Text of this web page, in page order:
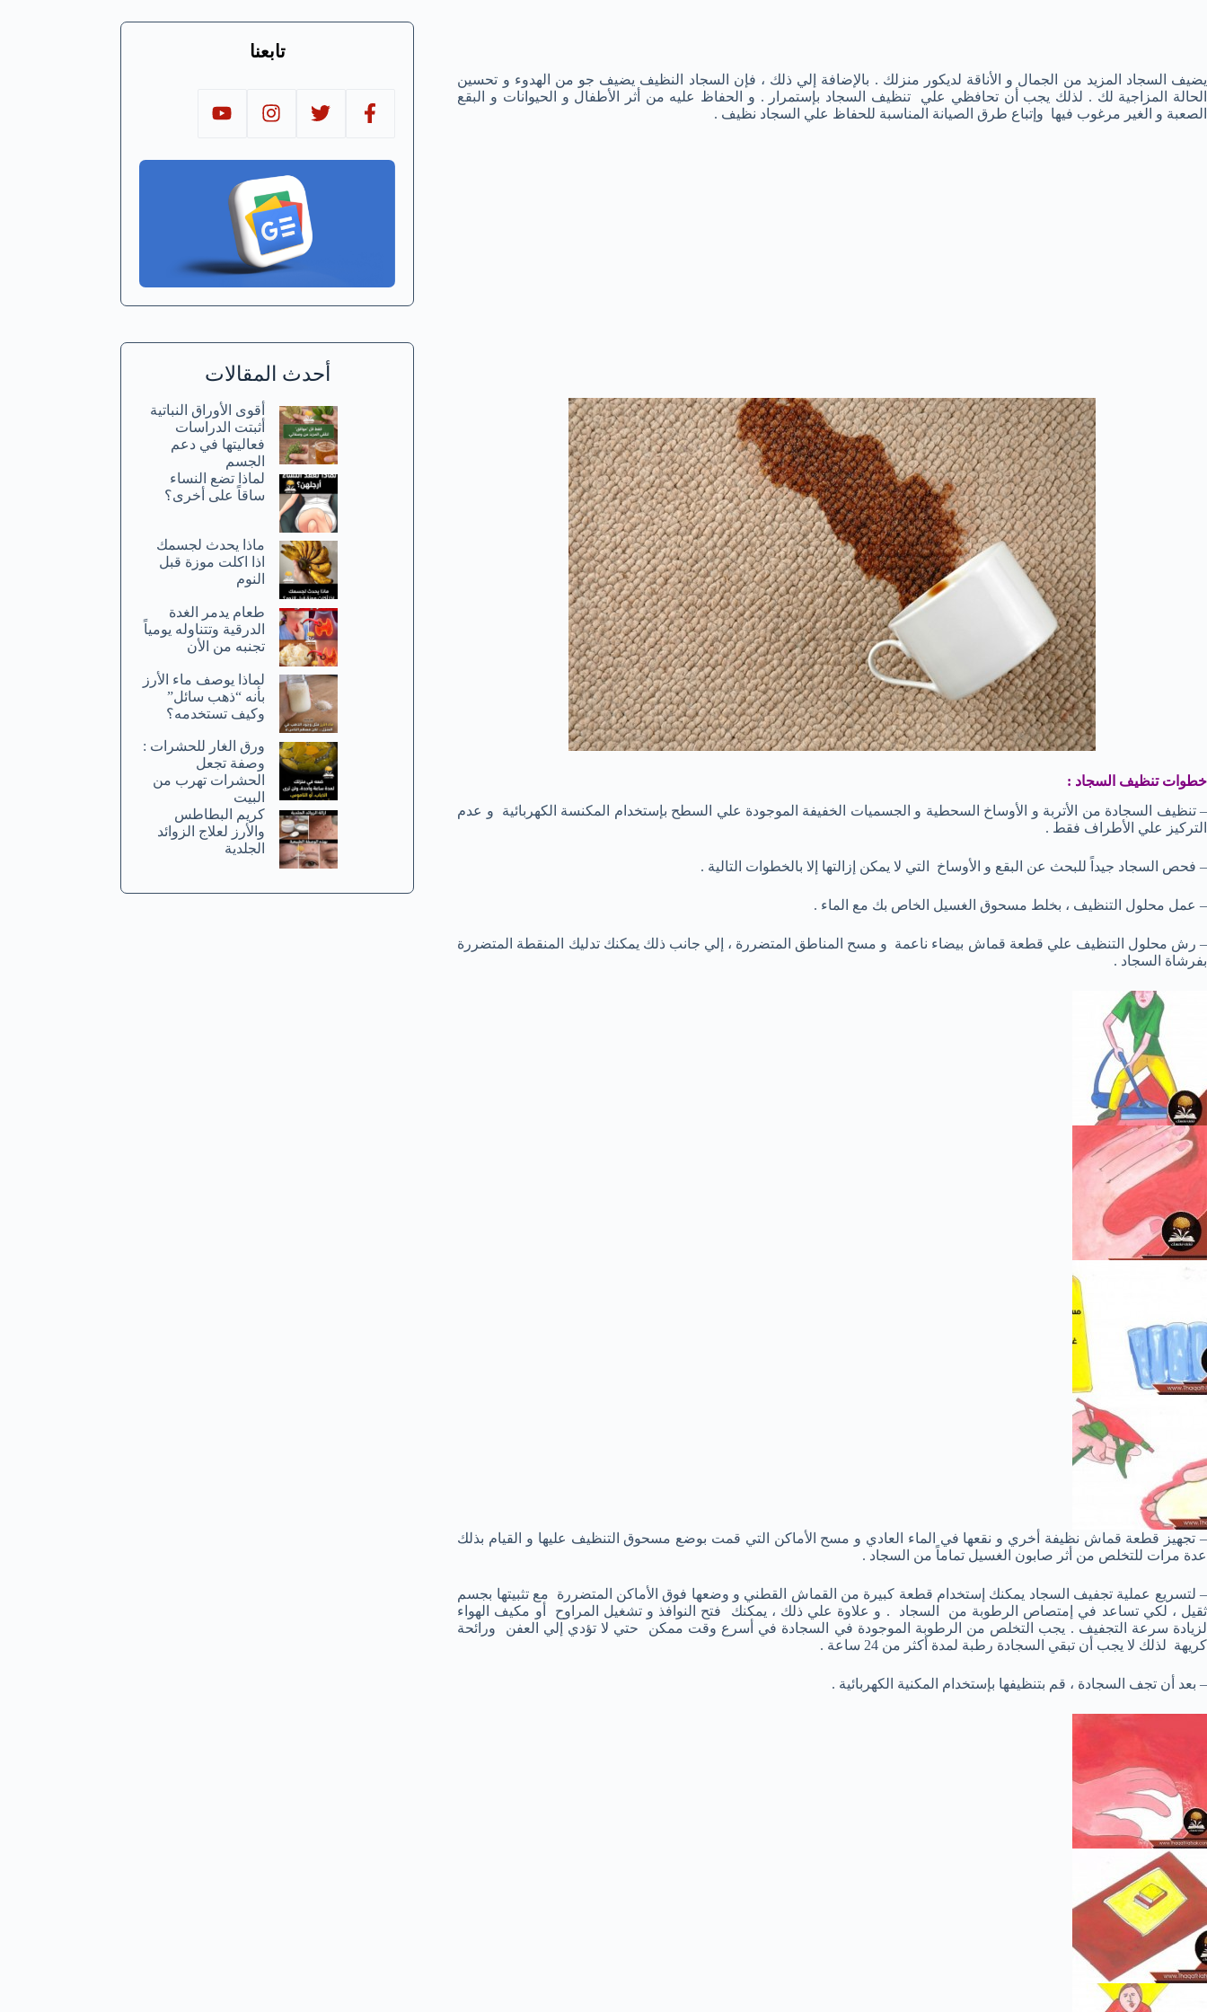
يضيف السجاد المزيد من الجمال و الأناقة لديكور منزلك . بالإضافة إلي ذلك ، فإن السجاد النظيف يضيف جو من الهدوء و تحسين
الحالة المزاجية لك . لذلك يجب أن تحافظي علي تنظيف السجاد بإستمرار . و الحفاظ عليه من أثر الأطفال و الحيوانات و البقع
الصعبة و الغير مرغوب فيها وإتباع طرق الصيانة المناسبة للحفاظ علي السجاد نظيف .
خطوات تنظيف السجاد :
– تنظيف السجادة من الأتربة و الأوساخ السحطية و الجسميات الخفيفة الموجودة علي السطح بإستخدام المكنسة الكهربائية و عدم
التركيز علي الأطراف فقط .
– فحص السجاد جيداً للبحث عن البقع و الأوساخ التي لا يمكن إزالتها إلا بالخطوات التالية .
– عمل محلول التنظيف ، بخلط مسحوق الغسيل الخاص بك مع الماء .
– رش محلول التنظيف علي قطعة قماش بيضاء ناعمة و مسح المناطق المتضررة ، إلي جانب ذلك يمكنك تدليك المنقطة المتضررة
بفرشاة السجاد .
– تجهيز قطعة قماش نظيفة أخري و نقعها في الماء العادي و مسح الأماكن التي قمت بوضع مسحوق التنظيف عليها و القيام بذلك
عدة مرات للتخلص من أثر صابون الغسيل تماماً من السجاد .
– لتسريع عملية تجفيف السجاد يمكنك إستخدام قطعة كبيرة من القماش القطني و وضعها فوق الأماكن المتضررة مع تثبيتها بجسم
ثقيل ، لكي تساعد في إمتصاص الرطوبة من السجاد . و علاوة علي ذلك ، يمكنك فتح النوافذ و تشغيل المراوح أو مكيف الهواء
لزيادة سرعة التجفيف . يجب التخلص من الرطوبة الموجودة في السجادة في أسرع وقت ممكن حتي لا تؤدي إلي العفن ورائحة
كريهة لذلك لا يجب أن تبقي السجادة رطبة لمدة أكثر من 24 ساعة .
– بعد أن تجف السجادة ، قم بتنظيفها بإستخدام المكنية الكهربائية .
تابعنا
أحدث المقالات
أقوى الأوراق النباتية
أثبتت الدراسات
فعاليتها في دعم
الجسم
لماذا تضع النساء
ساقاً على أخرى؟
ماذا يحدث لجسمك
اذا اكلت موزة قبل
النوم
طعام يدمر الغدة
الدرقية وتتناوله يومياً
تجنبه من الأن
لماذا يوصف ماء الأرز
بأنه “ذهب سائل”
وكيف تستخدمه؟
ورق الغار للحشرات :
وصفة تجعل
الحشرات تهرب من
البيت
كريم البطاطس
والأرز لعلاج الزوائد
الجلدية